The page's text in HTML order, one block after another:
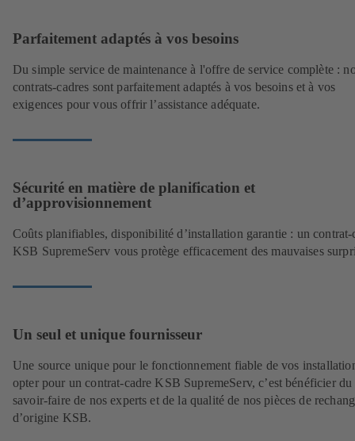
Parfaitement adaptés à vos besoins
Du simple service de maintenance à l'offre de service complète :
contrats-cadres sont parfaitement adaptés à vos besoins et à vos
exigences pour vous offrir l’assistance adéquate.
Sécurité en matière de planification et
d’approvisionnement
Coûts planifiables, disponibilité d’installation garantie : un contrat-
KSB SupremeServ vous protège efficacement des mauvaises
Un seul et unique fournisseur
Une source unique pour le fonctionnement fiable de vos
opter pour un contrat-cadre KSB SupremeServ, c’est bénéficier du
savoir-faire de nos experts et de la qualité de nos pièces de
d’origine KSB.